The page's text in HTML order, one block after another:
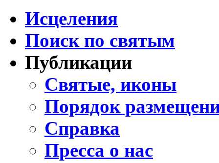
Исцеления
Поиск по святым
Публикации
Святые, иконы
Порядок
Справка
Пресса о нас